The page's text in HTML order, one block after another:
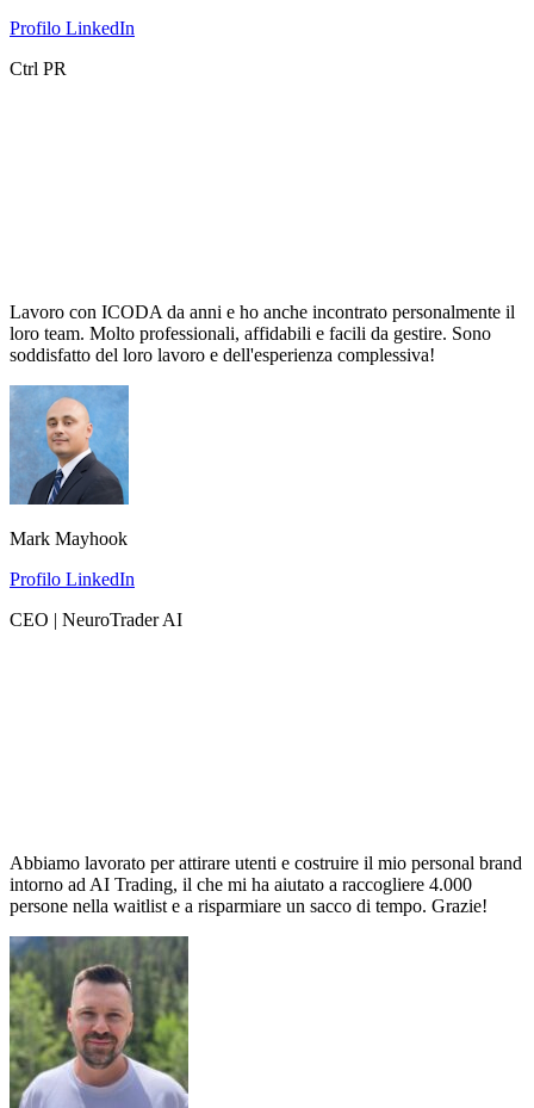
Profilo LinkedIn
Ctrl PR
Lavoro con ICODA da anni e ho anche incontrato personalmente il
loro team. Molto professionali, affidabili e facili da gestire. Sono
soddisfatto del loro lavoro e dell'esperienza complessiva!
Mark Mayhook
Profilo LinkedIn
CEO | NeuroTrader AI
Abbiamo lavorato per attirare utenti e costruire il mio personal brand
intorno ad AI Trading, il che mi ha aiutato a raccogliere 4.000
persone nella waitlist e a risparmiare un sacco di tempo. Grazie!